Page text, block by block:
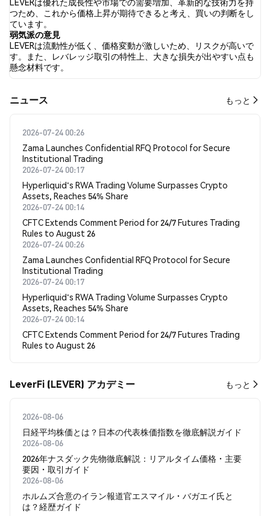
し、0.00% のツイートが弱気の感情を示しました。 100.00% のツ
イートは LEVER に対して中立的でした。 これらの感情分析は 2 件
のツイートに基づいています。
つため、これから価格上昇が期待できると考え、買いの判断をし
ています。
弱気派の意見
LEVERは流動性が低く、価格変動が激しいため、リスクが高いで
す。また、レバレッジ取引の特性上、大きな損失が出やすい点も
懸念材料です。
​​ニュース​​ もっと
2026-07-24 00:26
Zama Launches Confidential RFQ Protocol for Secure
Institutional Trading
2026-07-24 00:17
Hyperliquid's RWA Trading Volume Surpasses Crypto
Assets, Reaches 54% Share
2026-07-24 00:14
CFTC Extends Comment Period for 24/7 Futures Trading
Rules to August 26
2026-07-24 00:26
Zama Launches Confidential RFQ Protocol for Secure
Institutional Trading
2026-07-24 00:17
Hyperliquid's RWA Trading Volume Surpasses Crypto
Assets, Reaches 54% Share
2026-07-24 00:14
CFTC Extends Comment Period for 24/7 Futures Trading
Rules to August 26
LeverFi (LEVER) アカデミー もっと
2026-08-06
日経平均株価とは？日本の代表株価指数を徹底解説ガイド
2026-08-06
2026年ナスダック先物徹底解説：リアルタイム価格・主要
要因・取引ガイド
2026-08-06
ホルムズ合意のイラン報道官エスマイル・バガエイ氏と
は？経歴ガイド